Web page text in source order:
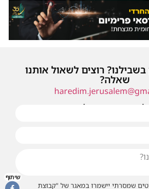
רוצים לשאול אותנו
שאלה?
פנייה ונחזור אליכם בהקדם
שמסרתי יישמרו במאגר של "קבוצת
שיתוף